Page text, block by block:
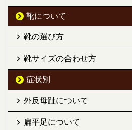
靴について
靴の選び方
靴サイズの合わせ方
症状別
外反母趾について
扁平足について